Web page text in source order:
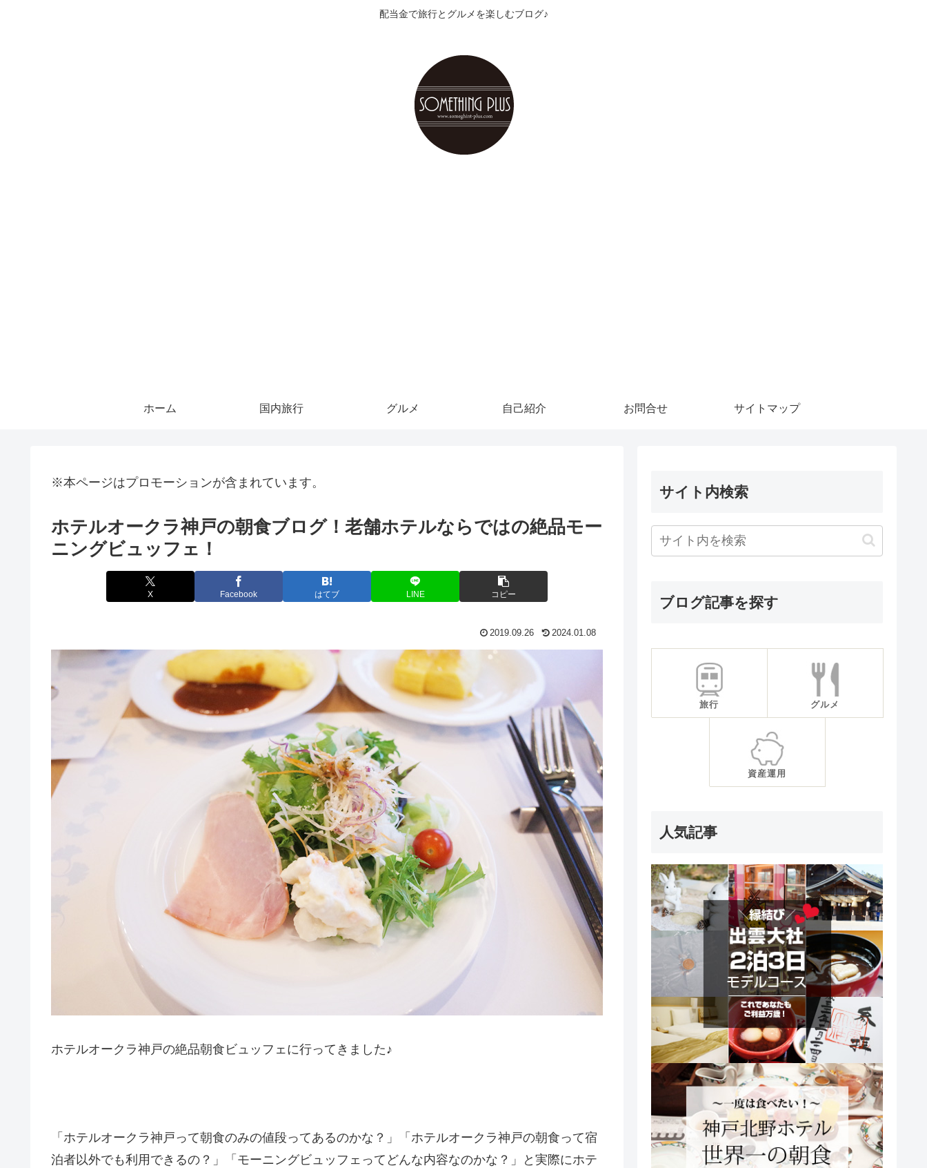
配当金で旅行とグルメを楽しむブログ♪
ホーム 国内旅行 グルメ 自己紹介 お問合せ サイトマップ
※本ページはプロモーションが含まれています。
ホテルオークラ神戸の朝食ブログ！老舗ホテルならではの絶品モー
ニングビュッフェ！
X Facebook はてブ LINE コピー
2019.09.26 2024.01.08
ホテルオークラ神戸の絶品朝食ビュッフェに行ってきました♪
「ホテルオークラ神戸って朝食のみの値段ってあるのかな？」「ホテルオークラ神戸の朝食って宿
泊者以外でも利用できるの？」「モーニングビュッフェってどんな内容なのかな？」と実際にホテ
サイト内検索
ブログ記事を探す
旅行 グルメ
資産運用
人気記事